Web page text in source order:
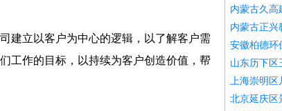
建立以客户为中心的逻辑，以了解客户需
工作的目标，以持续为客户创造价值，帮
内蒙古久高
内蒙古正兴
安徽柏德环
山东历下区
上海崇明区
北京延庆区